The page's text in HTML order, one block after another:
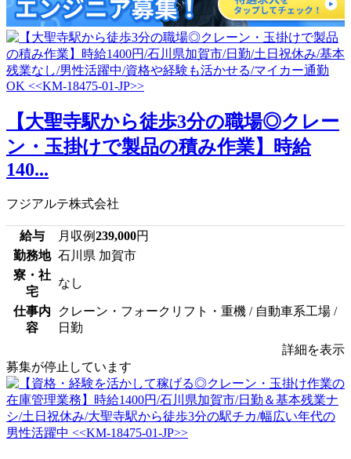
【大聖寺駅から徒歩3分の職場◎クレー
ン・玉掛けで製品の積み作業】時給
140...
フジアルテ株式会社
給与 月収例239,000円
勤務地 石川県 加賀市
寮・社
宅
なし
仕事内
容
クレーン・フォークリフト・重機 / 自動車系工場 /
日勤
詳細を表示
募集が停止しています